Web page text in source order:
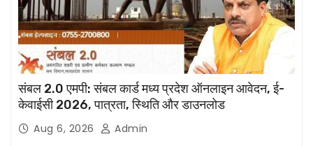
संबल 2.0 एमपी: संबल कार्ड मध्य प्रदेश ऑनलाइन आवेदन, ई-
केवाईसी 2026, पात्रता, स्थिति और डाउनलोड
Aug 6, 2026 Admin